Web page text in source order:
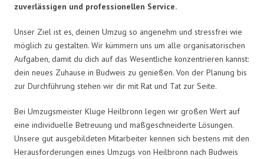
zuverlässigen und professionellen Service.
Unser Ziel ist es, deinen Umzug so angenehm und stressfrei wie
möglich zu gestalten. Wir kümmern uns um alle organisatorischen
Aufgaben, damit du dich auf das Wesentliche konzentrieren kannst:
dein neues Zuhause in Budweis zu genießen. Von der Planung bis
zur Durchführung stehen wir dir mit Rat und Tat zur Seite.
Bei Umzugsmeister Kluge Heilbronn legen wir großen Wert auf
eine individuelle Betreuung und maßgeschneiderte Lösungen.
Unsere gut ausgebildeten Mitarbeiter kennen sich bestens mit den
Herausforderungen eines Umzugs von Heilbronn nach Budweis